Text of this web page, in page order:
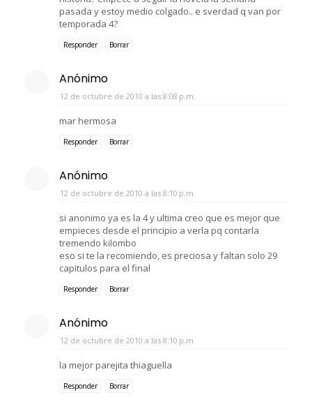
pasada y estoy medio colgado.. e sverdad q van por
temporada 4?
Responder Borrar
Anónimo
12 de octubre de 2010 a las 8:08 p.m.
mar hermosa
Responder Borrar
Anónimo
12 de octubre de 2010 a las 8:10 p.m.
si anonimo ya es la 4 y ultima creo que es mejor que
empieces desde el principio a verla pq contarla
tremendo kilombo
eso si te la recomiendo, es preciosa y faltan solo 29
capitulos para el final
Responder Borrar
Anónimo
12 de octubre de 2010 a las 8:10 p.m.
la mejor parejita thiaguella
Responder Borrar